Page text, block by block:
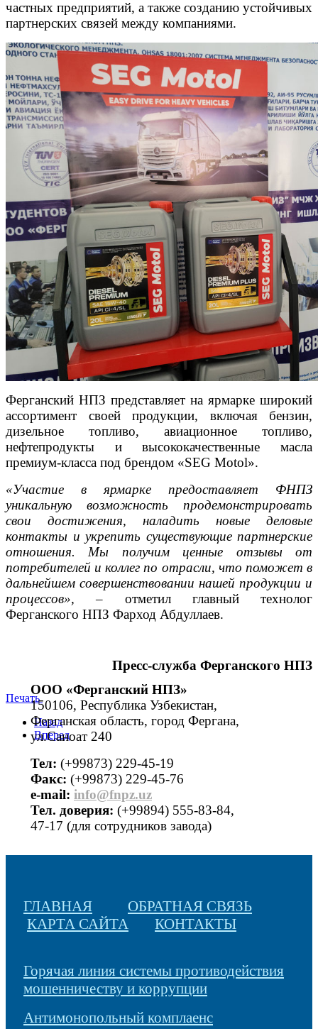
частных предприятий, а также созданию устойчивых
партнерских связей между компаниями.
Ферганский НПЗ представляет на ярмарке широкий
ассортимент своей продукции, включая бензин,
дизельное топливо, авиационное топливо,
нефтепродукты и высококачественные масла
премиум-класса под брендом «SEG Motol».
«Участие в ярмарке предоставляет ФНПЗ
уникальную возможность продемонстрировать
свои достижения, наладить новые деловые
контакты и укрепить существующие партнерские
отношения. Мы получим ценные отзывы от
потребителей и коллег по отрасли, что поможет в
дальнейшем совершенствовании нашей продукции и
процессов», – отметил главный технолог
Ферганского НПЗ Фарход Абдуллаев.
Пресс-служба Ферганского НПЗ
Печать
Назад
Вперед
ООО «Ферганский НПЗ»
150106, Республика Узбекистан,
Ферганская область, город Фергана,
ул.Саноат 240
Тел: (+99873) 229-45-19
Факс: (+99873) 229-45-76
е-mail: info@fnpz.uz
Тел. доверия: (+99894) 555-83-84,
47-17 (для сотрудников завода)
ГЛАВНАЯ
ОБРАТНАЯ СВЯЗЬ
КАРТА САЙТА
КОНТАКТЫ
Горячая линия системы противодействия
мошенничеству и коррупции
Антимонопольный комплаенс